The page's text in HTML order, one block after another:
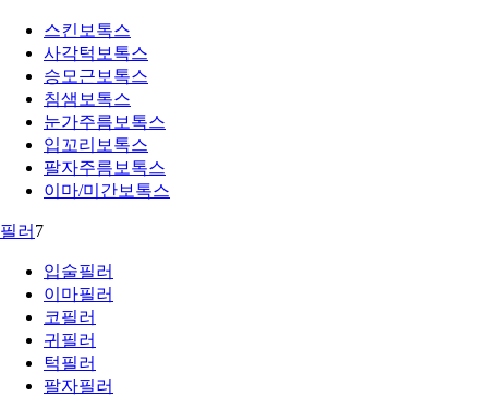
스킨보톡스
사각턱보톡스
승모근보톡스
침샘보톡스
눈가주름보톡스
입꼬리보톡스
팔자주름보톡스
이마/미간보톡스
필러 7
입술필러
이마필러
코필러
귀필러
턱필러
팔자필러